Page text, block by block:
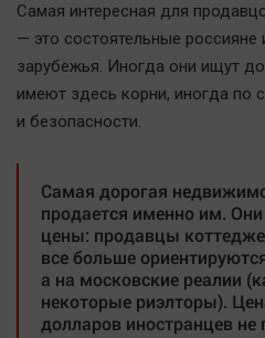
Актуальная тема
Афиша
Блогеркуль
Гороскоп
ЖКХ
Самая интересная для
— это состоятельные россияне
зарубежья. Иногда они ищут
имеют здесь корни, иногда
и безопасности.
Самая дорогая
продается именно им.
цены: продавцы
все больше
а на московские реалии
некоторые риэлторы).
долларов иностранцев не